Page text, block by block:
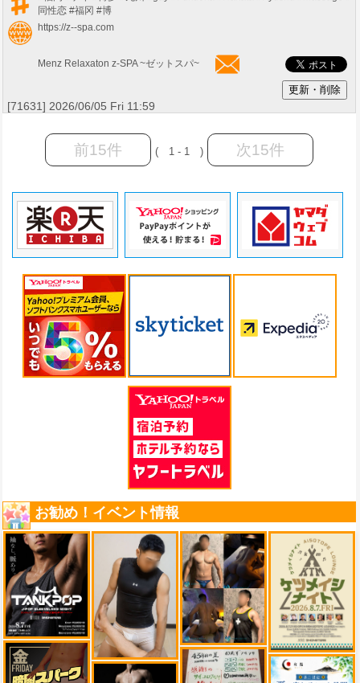
同性恋 #福冈 #博
https://z--spa.com
Menz Relaxaton z-SPA ~ゼットスパ~
[71631] 2026/06/05 Fri 11:59
前15件 ( 1 - 1 ) 次15件
お勧め！イベント情報